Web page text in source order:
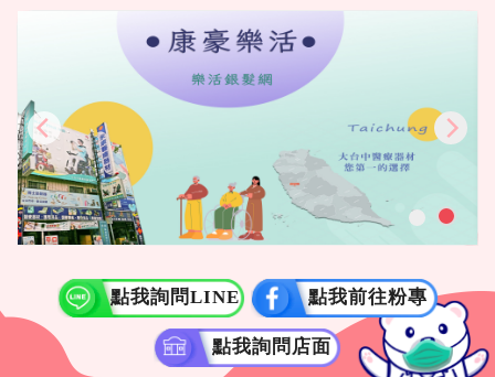
點我詢問LINE 點我前往粉專
點我詢問店面